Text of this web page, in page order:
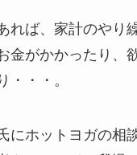
れば、家計のやり
金がかかったり、
・・・。
にホットヨガの相